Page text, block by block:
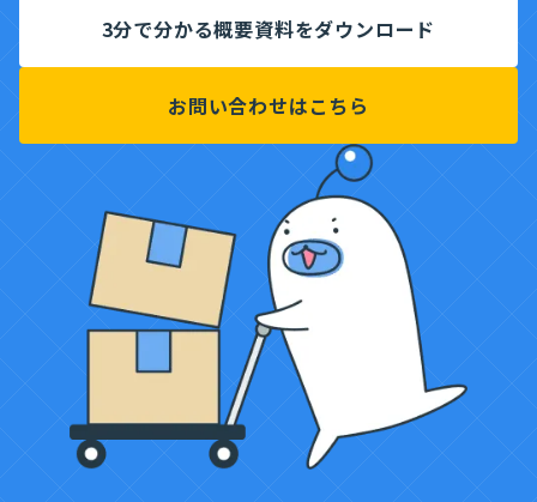
3分で分かる概要資料をダウンロード
お問い合わせはこちら